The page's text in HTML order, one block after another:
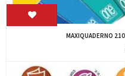
MAXIQUADERNO